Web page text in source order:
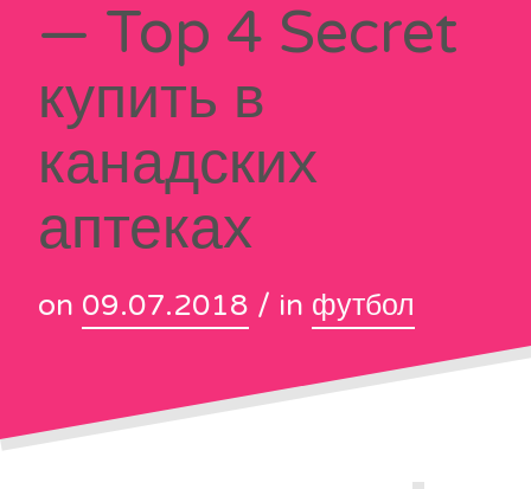
— Top 4 Secret
купить в
канадских
аптеках
on 09.07.2018 / in футбол